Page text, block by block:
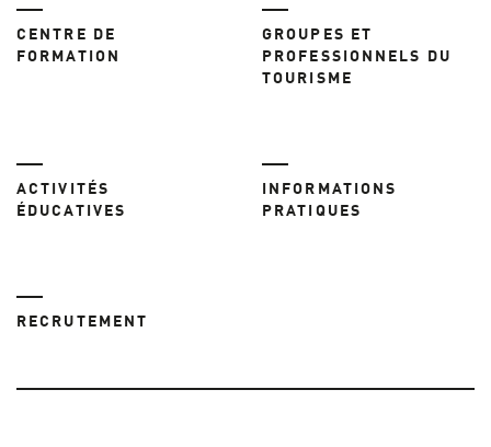
CENTRE DE
FORMATION
GROUPES ET
PROFESSIONNELS DU
TOURISME
ACTIVITÉS
ÉDUCATIVES
INFORMATIONS
PRATIQUES
RECRUTEMENT